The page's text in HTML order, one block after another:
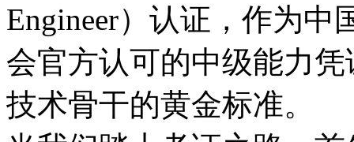
Engineer）认证，作为中
会官方认可的中级能力
技术骨干的黄金标准。​